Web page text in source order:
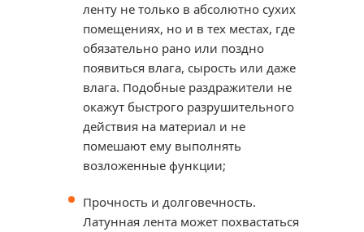
ленту не только в абсолютно сухих
помещениях, но и в тех местах, где
обязательно рано или поздно
появиться влага, сырость или даже
влага. Подобные раздражители не
окажут быстрого разрушительного
действия на материал и не
помешают ему выполнять
возложенные функции;
Прочность и долговечность.
Латунная лента может похвастаться